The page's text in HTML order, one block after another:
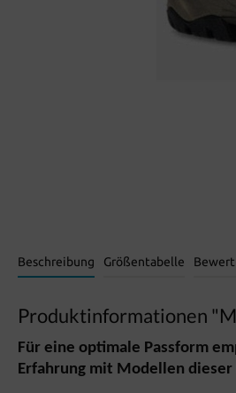
Beschreibung Größentabelle
Produktinformationen
Für eine optimale Passform
Erfahrung mit Modellen